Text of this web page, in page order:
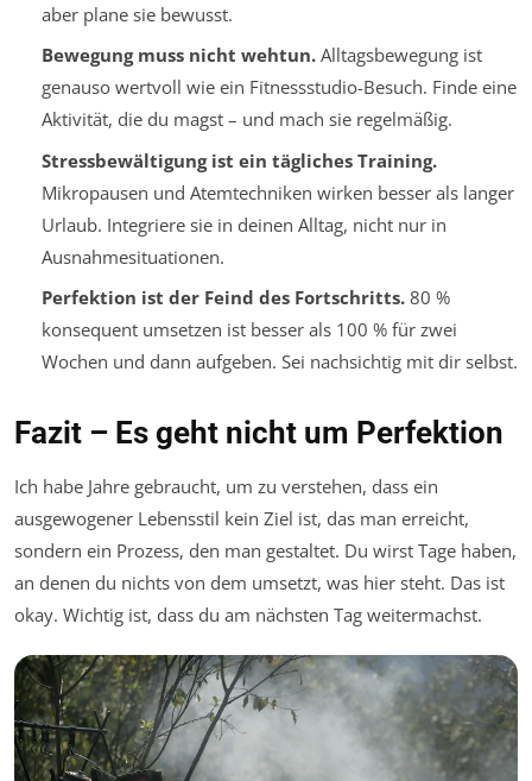
aber plane sie bewusst.
Bewegung muss nicht wehtun.Alltagsbewegung ist
genauso wertvoll wie ein Fitnessstudio-Besuch. Finde eine
Aktivität, die du magst – und mach sie regelmäßig.
Stressbewältigung ist ein tägliches Training.
Mikropausen und Atemtechniken wirken besser als langer
Urlaub. Integriere sie in deinen Alltag, nicht nur in
Ausnahmesituationen.
Perfektion ist der Feind des Fortschritts.80 %
konsequent umsetzen ist besser als 100 % für zwei
Wochen und dann aufgeben. Sei nachsichtig mit dir selbst.
Fazit – Es geht nicht um Perfektion
Ich habe Jahre gebraucht, um zu verstehen, dass ein
ausgewogener Lebensstil kein Ziel ist, das man erreicht,
sondern ein Prozess, den man gestaltet. Du wirst Tage haben,
an denen du nichts von dem umsetzt, was hier steht. Das ist
okay. Wichtig ist, dass du am nächsten Tag weitermachst.